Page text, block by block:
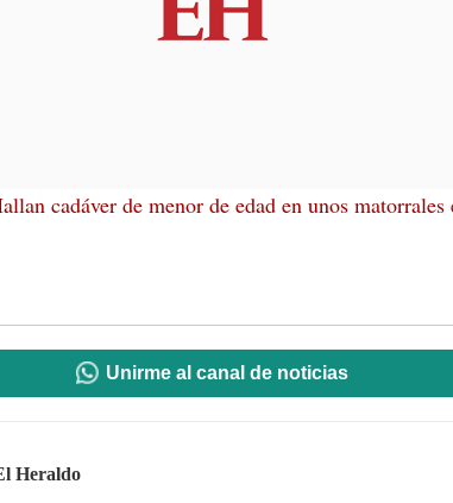
cadáver de menor de edad en unos matorrales
Unirme al canal de noticias
Heraldo